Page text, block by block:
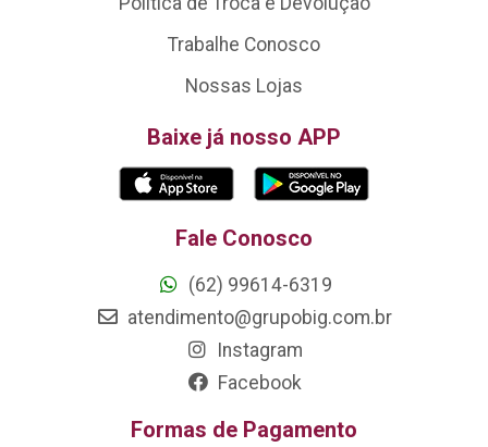
Trabalhe Conosco
Nossas Lojas
Baixe já nosso APP
Fale Conosco
(62) 99614-6319
atendimento@grupobig.com.br
Instagram
Facebook
Formas de Pagamento